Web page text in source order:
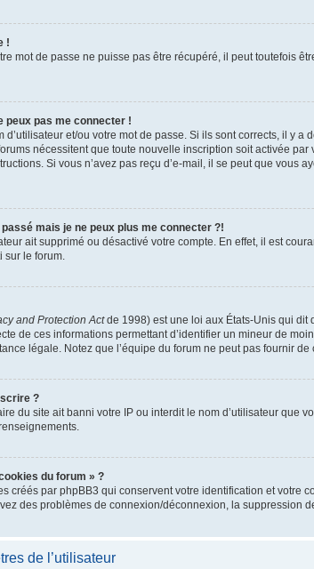
!
mot de passe ne puisse pas être récupéré, il peut toutefois
peux pas me connecter !
d’utilisateur et/ou votre mot de passe. Si ils sont corrects, il y
nécessitent que toute nouvelle inscription soit activée
Si vous n’avez pas reçu d’e-mail, il se peut que vous
mais je ne peux plus me connecter ?!
ait supprimé ou désactivé votre compte. En effet, il est
sur le forum.
and Protection Actde 1998) est une loi aux États-Unis qui dit
de ces informations permettant d’identifier un mineur de
légale. Notez que l’équipe du forum ne peut pas fournir
?
du site ait banni votre IP ou interdit le nom d’utilisateur
du forum » ?
créés par phpBB3 qui conservent votre identification et votre
des problèmes de connexion/déconnexion, la suppression
de l’utilisateur